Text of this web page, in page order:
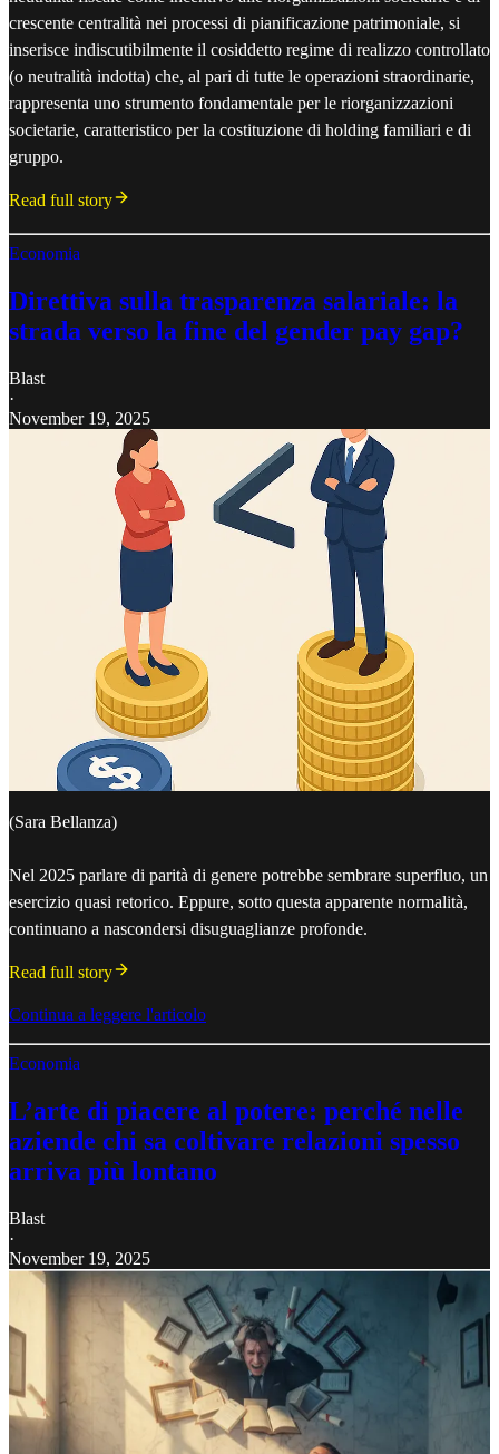
crescente centralità nei processi di pianificazione patrimoniale, si
inserisce indiscutibilmente il cosiddetto regime di realizzo controllato
(o neutralità indotta) che, al pari di tutte le operazioni straordinarie,
rappresenta uno strumento fondamentale per le riorganizzazioni
societarie, caratteristico per la costituzione di holding familiari e di
gruppo.
Read full story
Economia
Direttiva sulla trasparenza salariale: la
strada verso la fine del gender pay gap?
Blast
·
November 19, 2025
(Sara Bellanza)
Nel 2025 parlare di parità di genere potrebbe sembrare superfluo, un
esercizio quasi retorico. Eppure, sotto questa apparente normalità,
continuano a nascondersi disuguaglianze profonde.
Read full story
Continua a leggere l'articolo
Economia
L’arte di piacere al potere: perché nelle
aziende chi sa coltivare relazioni spesso
arriva più lontano
Blast
·
November 19, 2025